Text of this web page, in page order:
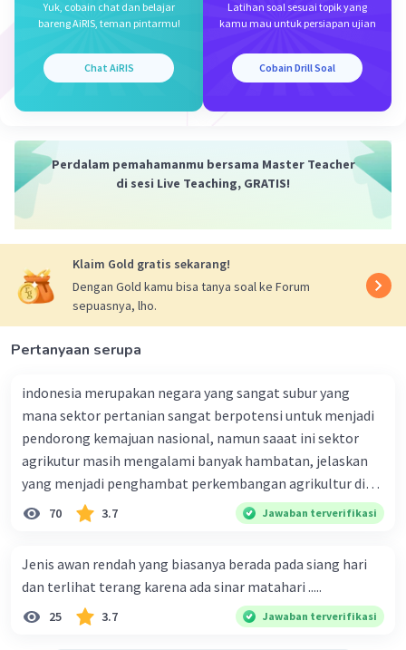
Yuk, cobain chat dan belajar
bareng AiRIS, teman pintarmu!
Chat AiRIS
Latihan soal sesuai topik yang
kamu mau untuk persiapan ujian
Cobain Drill Soal
Perdalam pemahamanmu bersama Master Teacher
di sesi Live Teaching, GRATIS!
Klaim Gold gratis sekarang!
Dengan Gold kamu bisa tanya soal ke Forum
sepuasnya, lho.
Pertanyaan serupa
indonesia merupakan negara yang sangat subur yang
mana sektor pertanian sangat berpotensi untuk menjadi
pendorong kemajuan nasional, namun saaat ini sektor
agrikutur masih mengalami banyak hambatan, jelaskan
yang menjadi penghambat perkembangan agrikultur di
indonesia
70 3.7 Jawaban terverifikasi
Jenis awan rendah yang biasanya berada pada siang hari
dan terlihat terang karena ada sinar matahari .....
25 3.7 Jawaban terverifikasi